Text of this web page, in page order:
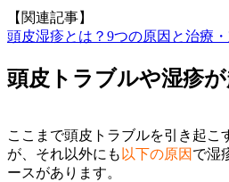
【関連記事】
頭皮湿疹とは？9つの原因と治療
頭皮トラブルや湿疹
ここまで頭皮トラブルを引き起こ
が、それ以外にも 以下の原因 で湿
ースがあります。